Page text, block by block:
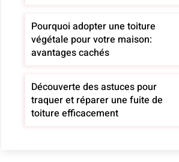
Pourquoi adopter une toiture
végétale pour votre maison:
avantages cachés
Découverte des astuces pour
traquer et réparer une fuite de
toiture efficacement